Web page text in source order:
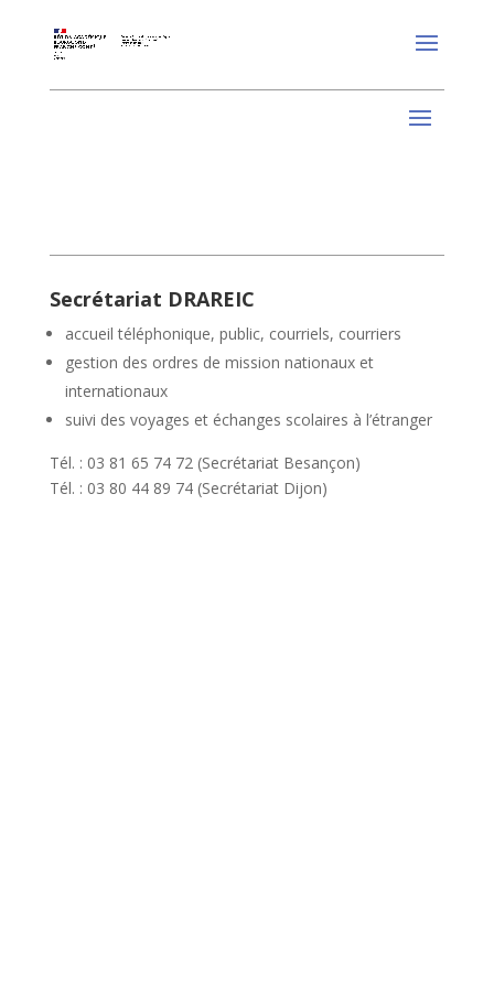
Secrétariat DRAREIC
accueil téléphonique, public, courriels, courriers
gestion des ordres de mission nationaux et
internationaux
suivi des voyages et échanges scolaires à l’étranger
Tél. : 03 81 65 74 72 (Secrétariat Besançon)
Tél. : 03 80 44 89 74 (Secrétariat Dijon)